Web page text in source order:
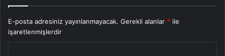
E-posta adresiniz yayınlanmayacak. Gerekli alanlar * ile
işaretlenmişlerdir